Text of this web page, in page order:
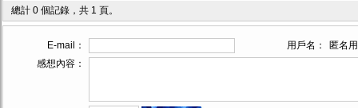
總計 0 個記錄，共 1 頁。
E-mail： 用戶名：
匿名
感想內容：